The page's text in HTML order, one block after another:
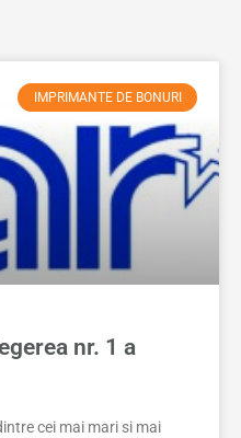
IMPRIMANTE DE BONURI
nr. 1 a
cei mai mari si mai